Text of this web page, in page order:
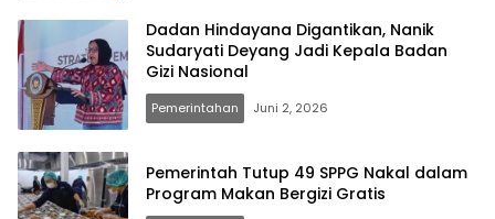
Dadan Hindayana Digantikan, Nanik
Sudaryati Deyang Jadi Kepala Badan
Gizi Nasional
Pemerintahan Juni 2, 2026
Pemerintah Tutup 49 SPPG Nakal dalam
Program Makan Bergizi Gratis